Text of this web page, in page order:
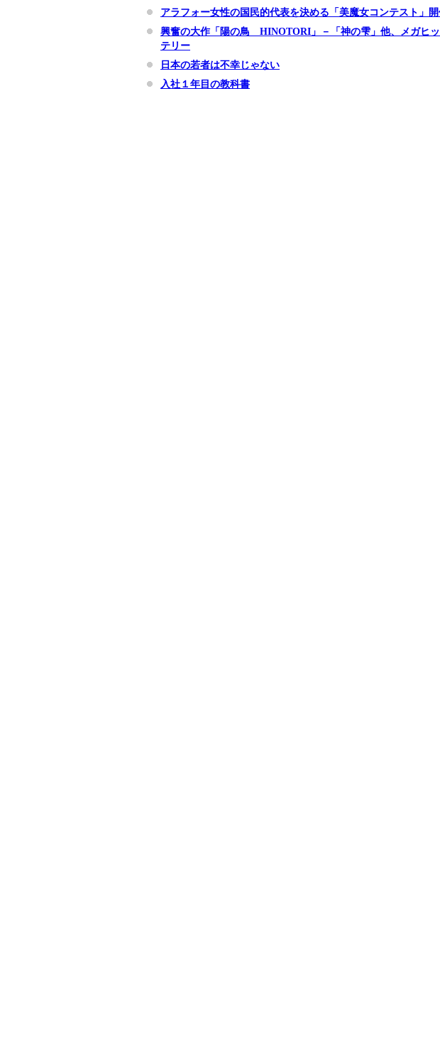
アラフォー女性の国民的代表を決める「美魔女コンテスト」
興奮の大作「陽の鳥 HINOTORI」－「神の雫」他、メガヒ
テリー
日本の若者は不幸じゃない
入社１年目の教科書